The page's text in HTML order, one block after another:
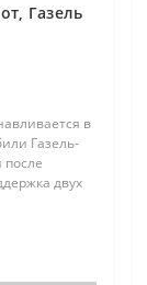
Газель
в
Газель-
двух